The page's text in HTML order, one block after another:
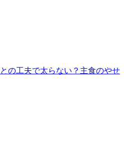
の工夫で太らない？主食のやせ